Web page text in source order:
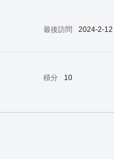
最後訪問
2024-2-
積分
10